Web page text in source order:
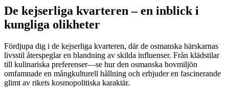
De kejserliga kvarteren – en inblick i
kungliga olikheter
Fördjupa dig i de kejserliga kvarteren, där de osmanska härskarnas
livsstil återspeglar en blandning av skilda influenser. Från klädstilar
till kulinariska preferenser—se hur den osmanska hovmiljön
omfamnade en mångkulturell hållning och erbjuder en fascinerande
glimt av rikets kosmopolitiska karaktär.